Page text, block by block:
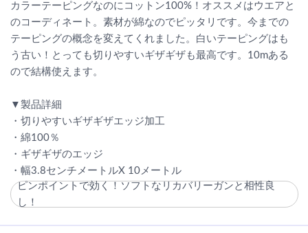
カラーテーピングなのにコットン100%！オススメはウエアと
のコーディネート。素材が綿なのでピッタリです。今までの
テーピングの概念を変えてくれました。白いテーピングはも
う古い！とっても切りやすいギザギザも最高です。10mある
ので結構使えます。
▼製品詳細
・切りやすいギザギザエッジ加工
・綿100％
・ギザギザのエッジ
・幅3.8センチメートルX 10メートル
ピンポイントで効く！ソフトなリカバリーガンと相性良
し！